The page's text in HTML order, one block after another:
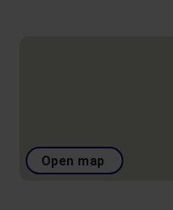
Open map